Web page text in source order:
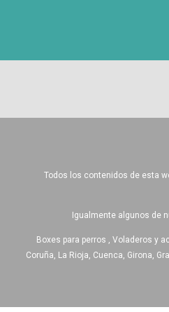
Todos los contenidos de esta
Igualmente algunos de
Boxes para perros , Voladeros y
Coruña, La Rioja, Cuenca, Girona,